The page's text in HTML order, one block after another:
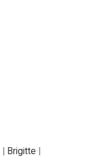
| Brigitte |